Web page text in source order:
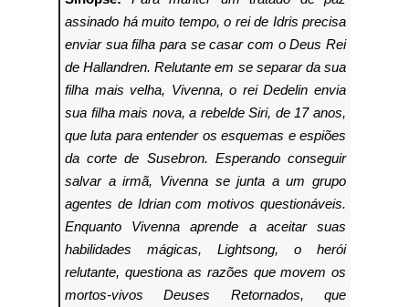
assinado há muito tempo, o rei de Idris precisa
enviar sua filha para se casar com o Deus Rei
de Hallandren. Relutante em se separar da sua
filha mais velha, Vivenna, o rei Dedelin envia
sua filha mais nova, a rebelde Siri, de 17 anos,
que luta para entender os esquemas e espiões
da corte de Susebron. Esperando conseguir
salvar a irmã, Vivenna se junta a um grupo
agentes de Idrian com motivos questionáveis.
Enquanto Vivenna aprende a aceitar suas
habilidades mágicas, Lightsong, o herói
relutante, questiona as razões que movem os
mortos-vivos Deuses Retornados, que